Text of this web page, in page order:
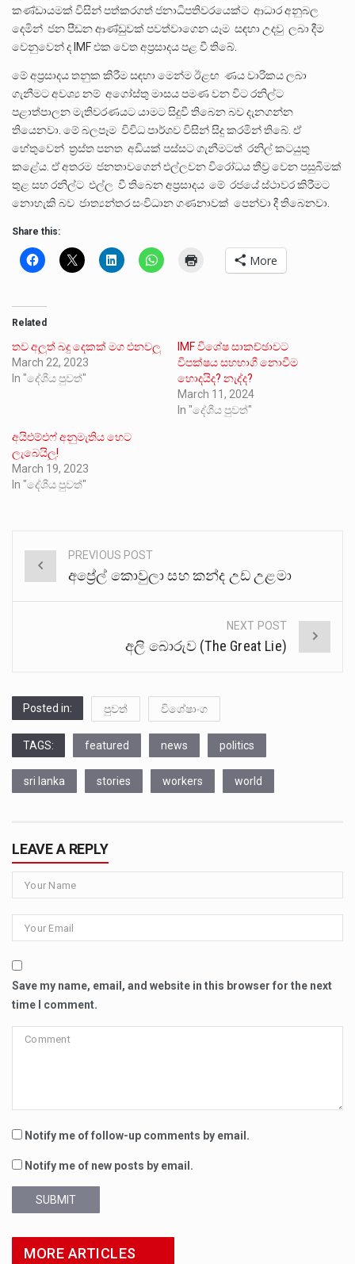
කණ්ඩායමක් විසින් පත්කරගත් ජනාධිපතිවරයෙක්ට ආධාර අනුබල
දෙමින් ජන පීඩන ආණ්ඩුවක් පවත්වාගෙන යෑම සඳහා උදවු ලබා දීම
වෙනුවෙන් ද IMF එක වෙත අප්‍රසාදය පළ වී තිබේ.
මේ අප්‍රසාදය තනුක කිරීම සඳහා මෙන්ම ඊළඟ ණය වාරිකය ලබා
ගැනීමට අවශ්‍ය නම් අගෝස්තු මාසය පමණ වන විට රනිල්ට
පළාත්පාලන මැතිවරණයට යාමට සිදුවී තිබෙන බව දැනගන්න
තියෙනවා. මේ බලපෑම විවිධ පාර්ශව විසින් සිදු කරමින් තිබේ. ඒ
හේතුවෙන් ත්‍රස්ත පනත අඩියක් පස්සට ගැනීමටත් රනිල් කටයුතු
කළේය. ඒ අතරම ජනතාවගෙන් එල්ලවන විරෝධය තීව්‍ර වෙන පසුබිමක්
තුළ සහ රනිල්ට එල්ල වී තිබෙන අප්‍රසාදය මේ රජයේ ස්ථාවර කිරීමට
නොහැකි බව ජාත්‍යන්තර සංවිධාන ගණනාවක් පෙන්වා දී තිබෙනවා.
Share this:
More
Related
තව අලුත් බදු දෙකක් මග එනවලු
March 22, 2023
In "දේශීය පුවත්"
IMF විශේෂ සාකච්ඡාවට
විපක්ෂය සහභාගී නොවීම
හොදයිද? නැද්ද?
March 11, 2024
In "දේශීය පුවත්"
අයිඑම්එෆ් අනුමැතිය හෙට
ලැබෙයිලු!
March 19, 2023
In "දේශීය පුවත්"
Post
navigation
PREVIOUS POST
අප්‍රේල් කොවුලා සහ කන්ද උඩ උළමා
NEXT POST
අලි බොරුව (The Great Lie)
Posted in: පුවත් විශේෂාංග
TAGS: featured news politics
sri lanka stories workers world
LEAVE A REPLY
Save my name, email, and website in this browser for the next
time I comment.
Notify me of follow-up comments by email.
Notify me of new posts by email.
SUBMIT
MORE ARTICLES